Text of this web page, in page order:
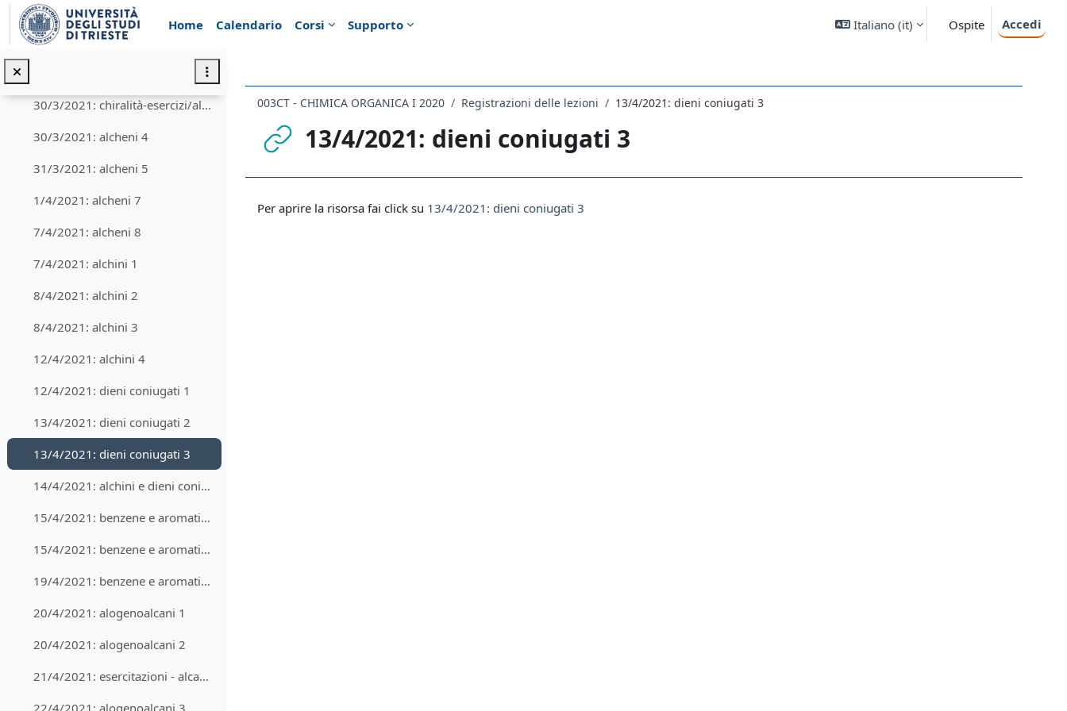
Vai al contenuto principale
Home
Calendario Corsi Supporto Italiano ‎(it)‎ Ospite Accedi
26/3/2021: chiralità 5
26/3/2021: chiralità 6/ esercizi
30/3/2021: chiralità-esercizi/alcheni 3
30/3/2021: alcheni 4
31/3/2021: alcheni 5
1/4/2021: alcheni 7
7/4/2021: alcheni 8
7/4/2021: alchini 1
8/4/2021: alchini 2
8/4/2021: alchini 3
12/4/2021: alchini 4
12/4/2021: dieni coniugati 1
13/4/2021: dieni coniugati 2
13/4/2021: dieni coniugati 3
14/4/2021: alchini e dieni coniugati - esercizi
15/4/2021: benzene e aromatici 1
15/4/2021: benzene e aromatici 2
19/4/2021: benzene e aromatici 3
20/4/2021: alogenoalcani 1
20/4/2021: alogenoalcani 2
21/4/2021: esercitazioni - alcani/alcheni/alchini/aromatici
003CT - CHIMICA ORGANICA I 2020 Registrazioni delle lezioni 13/4/2021: dieni coniugati 3
13/4/2021: dieni coniugati 3
Per aprire la risorsa fai click su 13/4/2021: dieni coniugati 3